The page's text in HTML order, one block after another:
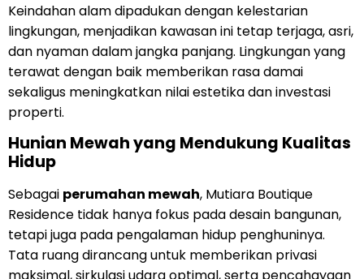
Keindahan alam dipadukan dengan kelestarian
lingkungan, menjadikan kawasan ini tetap terjaga, asri,
dan nyaman dalam jangka panjang. Lingkungan yang
terawat dengan baik memberikan rasa damai
sekaligus meningkatkan nilai estetika dan investasi
properti.
Hunian Mewah yang Mendukung Kualitas
Hidup
Sebagai perumahan mewah, Mutiara Boutique
Residence tidak hanya fokus pada desain bangunan,
tetapi juga pada pengalaman hidup penghuninya.
Tata ruang dirancang untuk memberikan privasi